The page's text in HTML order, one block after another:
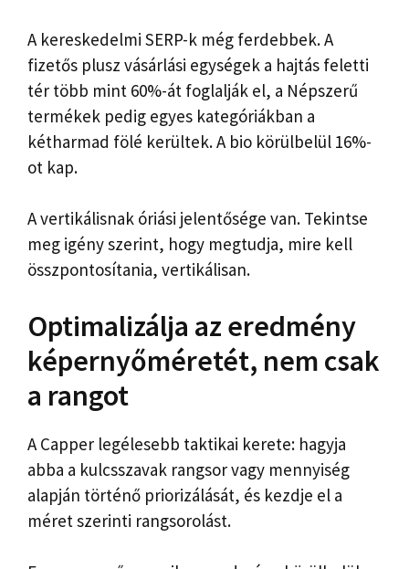
A kereskedelmi SERP-k még ferdebbek. A
fizetős plusz vásárlási egységek a hajtás feletti
tér több mint 60%-át foglalják el, a Népszerű
termékek pedig egyes kategóriákban a
kétharmad fölé kerültek. A bio körülbelül 16%-
ot kap.
A vertikálisnak óriási jelentősége van. Tekintse
meg igény szerint, hogy megtudja, mire kell
összpontosítania, vertikálisan.
Optimalizálja az eredmény
képernyőméretét, nem csak
a rangot
A Capper legélesebb taktikai kerete: hagyja
abba a kulcsszavak rangsor vagy mennyiség
alapján történő priorizálását, és kezdje el a
méret szerinti rangsorolást.